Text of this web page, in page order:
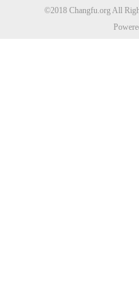
©2018 Changfu.org All